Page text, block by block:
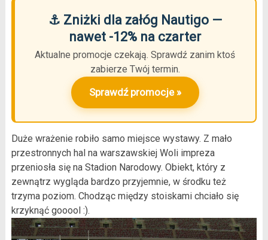
⚓ Zniżki dla załóg Nautigo —
nawet -12% na czarter
Aktualne promocje czekają. Sprawdź zanim ktoś
zabierze Twój termin.
Sprawdź promocje »
Duże wrażenie robiło samo miejsce wystawy. Z mało
przestronnych hal na warszawskiej Woli impreza
przeniosła się na Stadion Narodowy. Obiekt, który z
zewnątrz wygląda bardzo przyjemnie, w środku też
trzyma poziom. Chodząc między stoiskami chciało się
krzyknąć gooool :).